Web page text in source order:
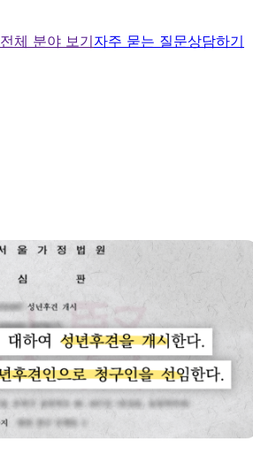
전체 분야 보기자주 묻는 질문상담하기